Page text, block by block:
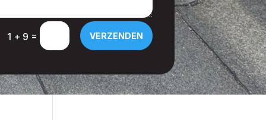
1 + 9 = VERZENDEN